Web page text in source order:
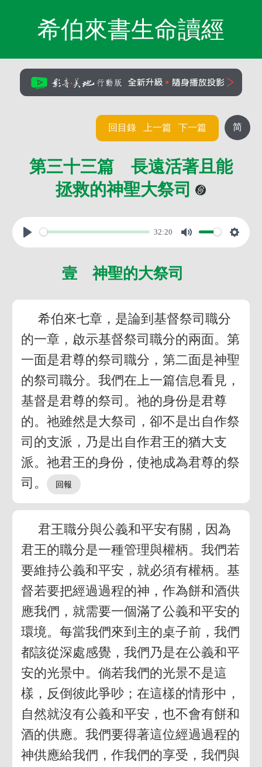
希伯來書生命讀經
简
回目錄 上一篇 下一篇
第三十三篇 長遠活著且能
拯救的神聖大祭司
32:20
壹 神聖的大祭司
希伯來七章，是論到基督祭司職分
的一章，啟示基督祭司職分的兩面。第
一面是君尊的祭司職分，第二面是神聖
的祭司職分。我們在上一篇信息看見，
基督是君尊的祭司。祂的身份是君尊
的。祂雖然是大祭司，卻不是出自作祭
司的支派，乃是出自作君王的猶大支
派。祂君王的身份，使祂成為君尊的祭
司。
君王職分與公義和平安有關，因為
君王的職分是一種管理與權柄。我們若
要維持公義和平安，就必須有權柄。基
督若要把經過過程的神，作為餅和酒供
應我們，就需要一個滿了公義和平安的
環境。每當我們來到主的桌子前，我們
都該從深處感覺，我們乃是在公義和平
安的光景中。倘若我們的光景不是這
樣，反倒彼此爭吵；在這樣的情形中，
自然就沒有公義和平安，也不會有餅和
酒的供應。我們要得著這位經過過程的
神供應給我們，作我們的享受，我們與